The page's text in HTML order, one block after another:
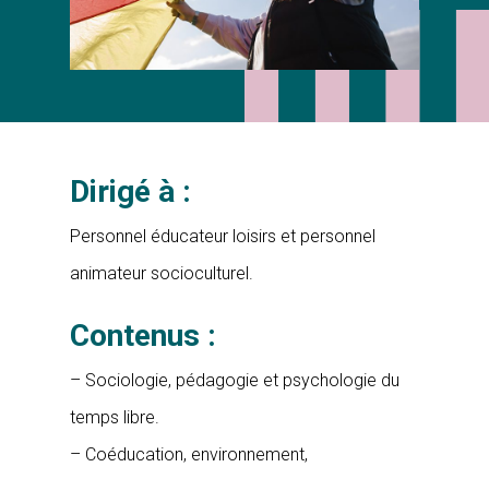
Dirigé à :
Personnel éducateur loisirs et personnel
animateur socioculturel.
Contenus :
– Sociologie, pédagogie et psychologie du
temps libre.
– Coéducation, environnement,